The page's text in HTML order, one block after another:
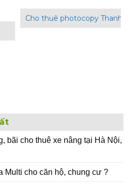
Cho thuê photocopy Thanh
bãi cho thuê xe nâng tại Hà Nội,
Multi cho căn hộ, chung cư ?